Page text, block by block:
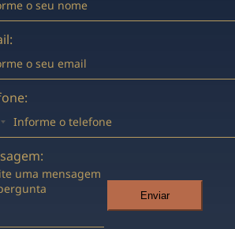
Enviar